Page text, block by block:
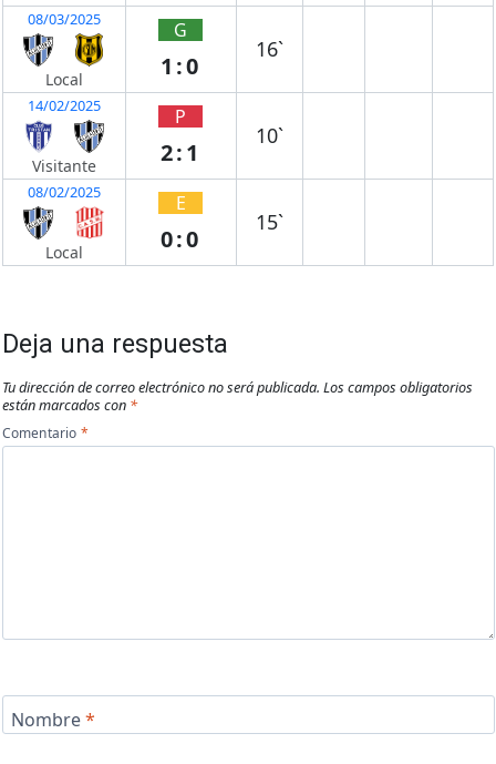
08/03/2025
Local
G
1:0
16`
14/02/2025
Visitante
P
2:1
10`
08/02/2025
Local
E
0:0
15`
Deja una respuesta
Tu dirección de correo electrónico no será publicada. Los campos obligatorios
están marcados con *
Comentario *
Nombre*